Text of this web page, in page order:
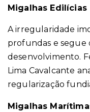
Migalhas Edilícias
A irregularidade
profundas e segue
desenvolvimento.
Lima Cavalcante
regularização
Migalhas